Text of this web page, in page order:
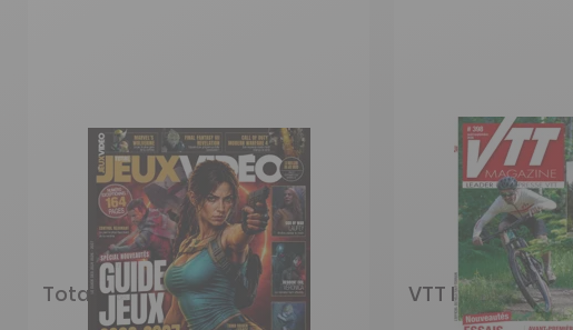
Total Jeux Video VTT Magazine